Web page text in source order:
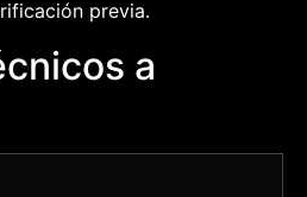
previa.
a